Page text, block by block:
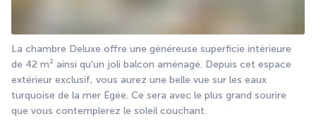
La chambre Deluxe offre une généreuse superficie intérieure
de 42 m² ainsi qu'un joli balcon aménagé. Depuis cet espace
extérieur exclusif, vous aurez une belle vue sur les eaux
turquoise de la mer Égée. Ce sera avec le plus grand sourire
que vous contemplerez le soleil couchant.